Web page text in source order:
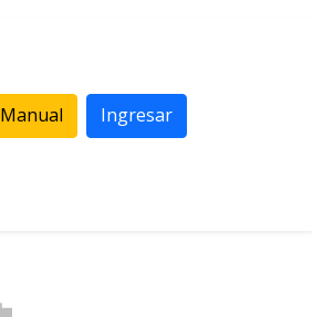
Manual Ingresar